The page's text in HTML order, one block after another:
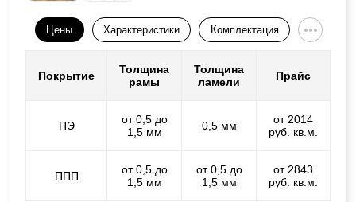
Цены Характеристики Комплектация
Покрытие
Толщина
рамы
Толщина
ламели
Прайс
ПЭ
от 0,5 до
1,5 мм
0,5 мм
от 2014
руб. кв.м.
ППП
от 0,5 до
1,5 мм
от 0,5 до
1,5 мм
от 2843
руб. кв.м.